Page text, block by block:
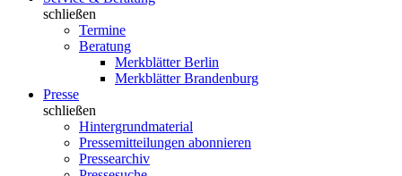
schließen
Termine
Beratung
Merkblätter Berlin
Merkblätter Brandenburg
Presse
schließen
Hintergrundmaterial
Pressemitteilungen abonnieren
Pressearchiv